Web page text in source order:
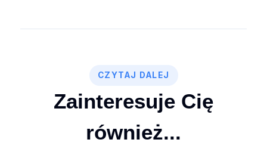
CZYTAJ DALEJ
Zainteresuje Cię
również...